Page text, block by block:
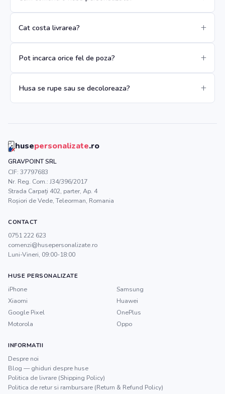
Cat costa livrarea?
Pot incarca orice fel de poza?
Husa se rupe sau se decoloreaza?
husepersonalizate.ro
GRAVPOINT SRL
CIF: 37797683
Nr. Reg. Com.: J34/396/2017
Strada Carpați 402, parter, Ap. 4
Roșiori de Vede,Teleorman, Romania
CONTACT
0751 222 623
comenzi@husepersonalizate.ro
Luni-Vineri, 09:00-18:00
HUSE PERSONALIZATE
iPhone
Samsung
Xiaomi
Huawei
Google Pixel
OnePlus
Motorola
Oppo
INFORMATII
Despre noi
Blog — ghiduri despre huse
Politica de livrare (Shipping Policy)
Politica de retur si rambursare (Return & Refund Policy)